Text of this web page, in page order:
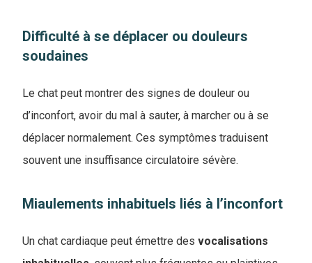
Difficulté à se déplacer ou douleurs
soudaines
Le chat peut montrer des signes de douleur ou
d’inconfort, avoir du mal à sauter, à marcher ou à se
déplacer normalement. Ces symptômes traduisent
souvent une insuffisance circulatoire sévère.
Miaulements inhabituels liés à l’inconfort
Un chat cardiaque peut émettre des vocalisations